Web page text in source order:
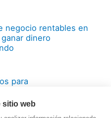
negocio rentables en
dinero
para
sitio web